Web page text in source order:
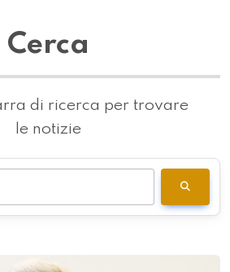
Cerca
di ricerca per trovare
le notizie